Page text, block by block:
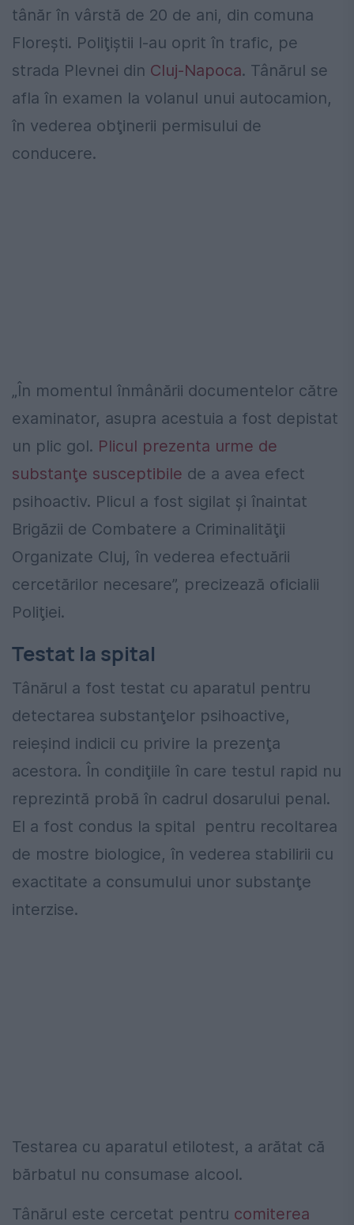
tânăr în vârstă de 20 de ani, din comuna
Floreşti. Poliţiştii l-au oprit în trafic, pe
strada Plevnei din Cluj-Napoca. Tânărul se
afla în examen la volanul unui autocamion,
în vederea obţinerii permisului de
conducere.
„În momentul înmânării documentelor către
examinator, asupra acestuia a fost depistat
un plic gol. Plicul prezenta urme de
substanţe susceptibile de a avea efect
psihoactiv. Plicul a fost sigilat şi înaintat
Brigăzii de Combatere a Criminalităţii
Organizate Cluj, în vederea efectuării
cercetărilor necesare”, precizează oficialii
Poliţiei.
Testat la spital
Tânărul a fost testat cu aparatul pentru
detectarea substanţelor psihoactive,
reieşind indicii cu privire la prezenţa
acestora. În condiţiile în care testul rapid nu
reprezintă probă în cadrul dosarului penal.
El a fost condus la spital pentru recoltarea
de mostre biologice, în vederea stabilirii cu
exactitate a consumului unor substanţe
interzise.
Testarea cu aparatul etilotest, a arătat că
bărbatul nu consumase alcool.
Tânărul este cercetat pentru comiterea